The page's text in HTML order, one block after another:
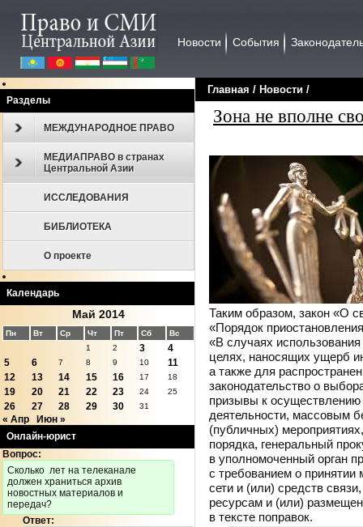
Новости События
Разделы
МЕЖДУНАРОДНОЕ ПРАВО
МЕДИАПРАВО в странах
Центральной Азии
ИССЛЕДОВАНИЯ
БИБЛИОТЕКА
О проекте
Календарь
Май 2014
Пн Вт Ср Чт Пт Сб
Вс
1
2 3
4
5
6 7 8 9 10
11
12
13 14 15 16 17 18
19 20 21 22 23 24 25
26 27 28 29 30 31
« Апр
Июн »
Онлайн-юрист
Вопрос:
Cколько лет на телеканале
должен храниться архив
новостных материалов и
передач?
Ответ:
Главная / Новости /
Зона не вполне
Таким образом, закон «О
«Порядок
«В случаях
целях, наносящих ущерб
а также для
законодательство о
призывы к осуществлению
деятельности, массовым
(публичных)
порядка, генеральный
в уполномоченный орган
с требованием о
сети и (или) средств
ресурсам и (или)
в тексте поправок.